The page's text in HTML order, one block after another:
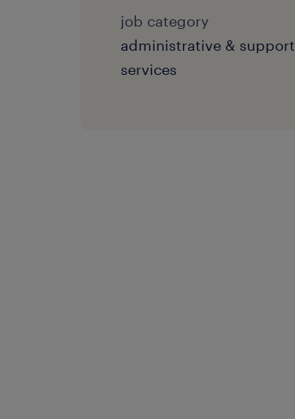
job category
administrative & support
services